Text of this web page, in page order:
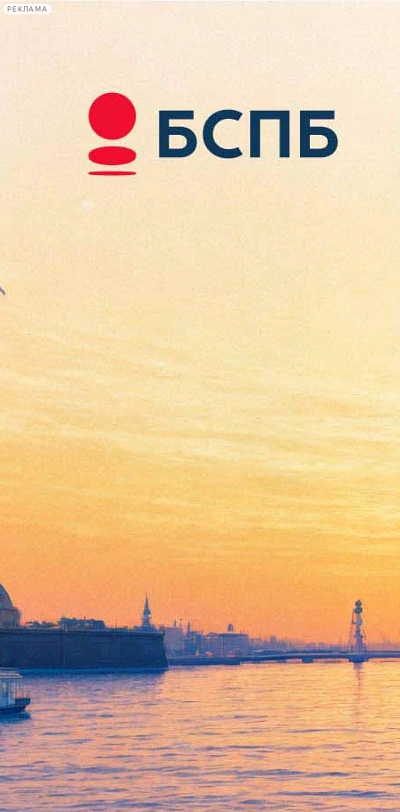
РЕКЛАМА
Сегодня:
2026.08.07
18:37
Афиша Plus
«Открытая карта» угостит
личинками и отыщет
старейший дуб Петербурга